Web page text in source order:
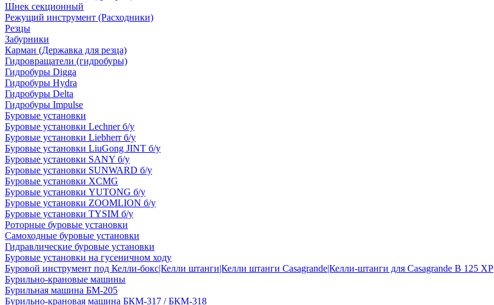
Шнек секционный
Режущий инструмент (Расходники)
Резцы
Забурники
Карман (Державка для резца)
Гидровращатели (гидробуры)
Гидробуры Digga
Гидробуры Hydra
Гидробуры Delta
Гидробуры Impulse
Буровые установки
Буровые установки Lechner б/у
Буровые установки Liebherr б/у
Буровые установки LiuGong JINT б/у
Буровые установки SANY б/у
Буровые установки SUNWARD б/у
Буровые установки XCMG
Буровые установки YUTONG б/у
Буровые установки ZOOMLION б/у
Буровые установки TYSIM б/у
Роторные буровые установки
Самоходные буровые установки
Гидравлические буровые установки
Буровые установки на гусеничном ходу
Буровой инструмент под Келли-бокс|Келли штанги|Келли штанги Casagrande|Келли-штанги для Casagrande B 125 XP
Бурильно-крановые машины
Бурильная машина БМ-205
Бурильно-крановая машина БКМ-317 / БКМ-318